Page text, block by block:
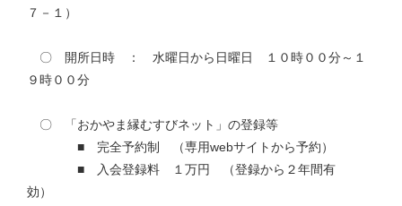
７－１）
〇 開所日時 ： 水曜日から日曜日 １０時００分～１
９時００分
〇 「おかやま縁むすびネット」の登録等
■ 完全予約制 （専用webサイトから予約）
■ 入会登録料 １万円 （登録から２年間有
効）